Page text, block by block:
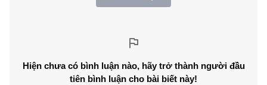
Hiện chưa có bình luận nào, hãy trở thành người đầu
tiên bình luận cho bài biết này!